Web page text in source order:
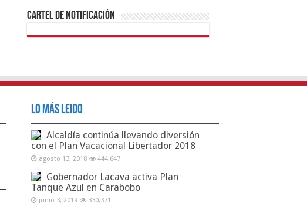
Cartel de Notificación
Lo Más Leido
Alcaldía continúa llevando diversión
con el Plan Vacacional Libertador 2018
agosto 13, 2018 444,647
Gobernador Lacava activa Plan
Tanque Azul en Carabobo
junio 3, 2019 330,371